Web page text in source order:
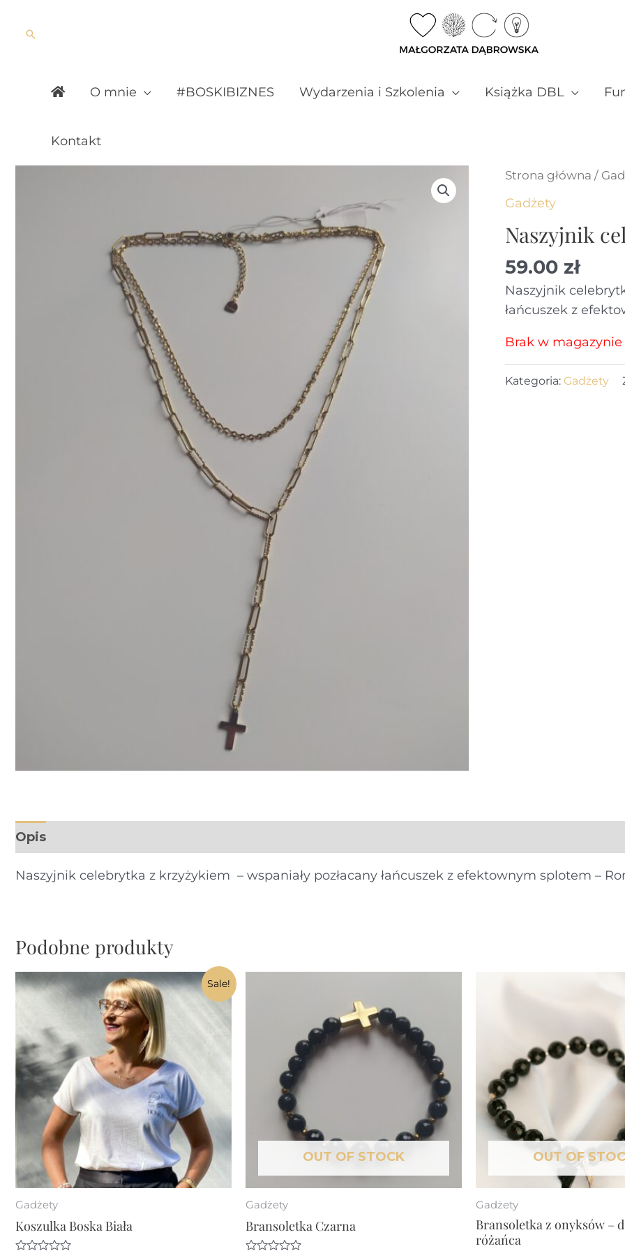
Search
O mnie #BOSKIBIZNES Wydarzenia i Szkolenia Książka DBL
Kontakt
Strona główna /
Gadżety
Naszyjnik
59.00 zł
Naszyjnik
łańcuszek z
Brak w magazynie
Kategoria: Gadżety
Opis
Naszyjnik celebrytka z krzyżykiem – wspaniały pozłacany łańcuszek z efektownym splotem –
Podobne produkty
Sale!
Gadżety
Koszulka Boska Biała
OUT OF STOCK
Gadżety
Bransoletka Czarna
OUT OF
Gadżety
Bransoletka z onyksów –
różańca